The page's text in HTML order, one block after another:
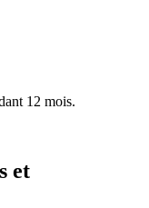
12 mois.
et